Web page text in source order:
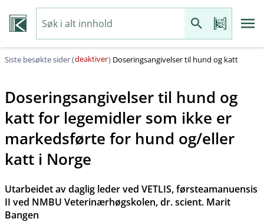
Siste besøkte sider (deaktiver) Doseringsangivelser til hund og katt
Doseringsangivelser til hund og
katt for legemidler som ikke er
markedsførte for hund og​/​eller
katt i Norge
Utarbeidet av daglig leder ved VETLIS, førsteamanuensis
II ved NMBU Veterinærhøgskolen, dr. scient. Marit
Bangen